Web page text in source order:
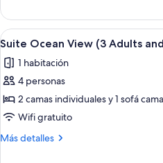
and
child)
Village
(1
Adult
child)
Ver
todas
las
fotos
de
Suite
Ocean
5
Suite Ocean View (3 Adults
1 habitación
4 personas
2 camas individuales y 1 sofá
Wifi gratuito
Más detalles
Más